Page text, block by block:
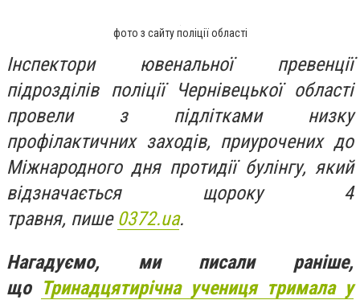
фото з сайту поліції області
Інспектори ювенальної превенції
підрозділів поліції Чернівецької області
провели з підлітками низку
профілактичних заходів, приурочених до
Міжнародного дня протидії булінгу, який
відзначається щороку 4
травня, пише 0372.ua.
Нагадуємо, ми писали раніше,
що Тринадцятирічна учениця тримала у